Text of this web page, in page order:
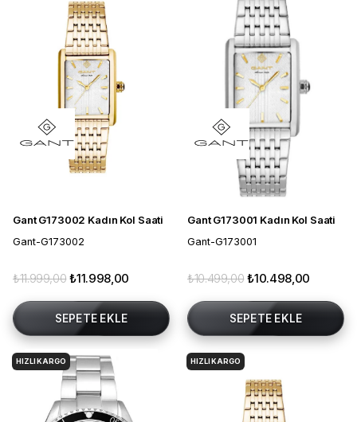
Gant G173002 Kadın Kol Saati
Gant-G173002
₺11.998,00
₺11.999,00
SEPETE EKLE
Gant G173001 Kadın Kol Saati
Gant-G173001
₺10.498,00
₺10.499,00
SEPETE EKLE
HIZLI KARGO HIZLI KARGO